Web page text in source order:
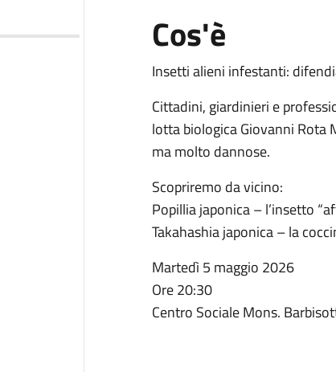
Cos'è
Insetti alieni infestanti:
Cittadini, giardinieri e
lotta biologica Giovanni Rota
ma molto dannose.
Scopriremo da vicino:
Popillia japonica – l’insetto
Takahashia japonica – la
Martedì 5 maggio 2026
Ore 20:30
Centro Sociale Mons.